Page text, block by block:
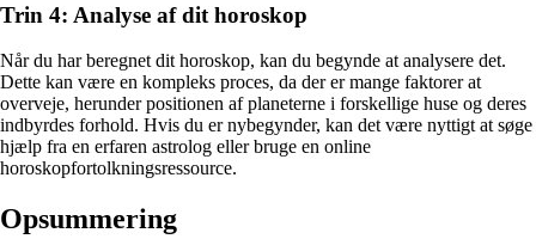
Trin 4: Analyse af dit horoskop
Når du har beregnet dit horoskop, kan du begynde at analysere det.
Dette kan være en kompleks proces, da der er mange faktorer at
overveje, herunder positionen af ​​planeterne i forskellige huse og deres
indbyrdes forhold. Hvis du er nybegynder, kan det være nyttigt at søge
hjælp fra en erfaren astrolog eller bruge en online
horoskopfortolkningsressource.
Opsummering